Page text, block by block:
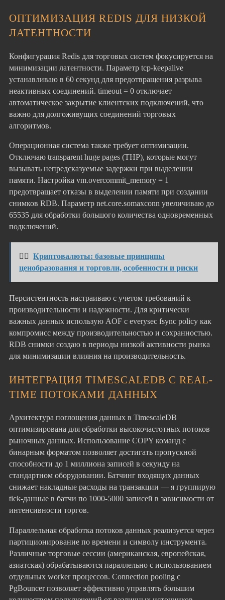
ОПТИМИЗАЦИЯ REDIS ДЛЯ НИЗКОЙ
ЛАТЕНТНОСТИ
Конфигурация Redis для торговых систем фокусируется на
минимизации латентности. Параметр tcp-keepalive
устанавливаю в 60 секунд для предотвращения разрыва
неактивных соединений. timeout = 0 отключает
автоматическое закрытие клиентских подключений, что
важно для долгоживущих соединений торговых
алгоритмов.
Операционная система также требует оптимизации.
Отключаю transparent huge pages (THP), которые могут
вызывать непредсказуемые задержки при выделении
памяти. Настройка vm.overcommit_memory = 1
предотвращает отказы в выделении памяти при создании
снимков RDB. Параметр net.core.somaxconn увеличиваю до
65535 для обработки большого количества одновременных
подключений.
👉🏻
Криптовалюты: базовые принципы
ценобразования и торговли, особенности и риски
Персистентность настраиваю с учетом требований к
производительности и надежности. Для критически
важных данных использую AOF с everysec fsync policy как
компромисс между производительностью и сохранностью.
RDB снимки создаю в периоды низкой активности рынка
для минимизации влияния на производительность.
ИНТЕГРАЦИЯ TIMESCALEDB С REAL-
TIME ПОТОКАМИ ДАННЫХ
Архитектура поглощения данных в TimescaleDB
оптимизирована для обработки высокочастотных потоков
рыночных данных. Использование COPY команд с
бинарным форматом позволяет достигать пропускной
способности до 1 миллиона записей в секунду на
стандартном оборудовании. Батчинг входящих данных
снижает накладные расходы на транзакции — я группирую
tick-данные в батчи по 1000-5000 записей в зависимости от
интенсивности торгов.
Параллельная обработка потоков данных реализуется через
партиционирование по времени и символу инструмента.
Различные торговые сессии (американская, европейская,
азиатская) обрабатываются параллельно с использованием
отдельных worker процессов. Connection pooling с
PgBouncer позволяет эффективно управлять большим